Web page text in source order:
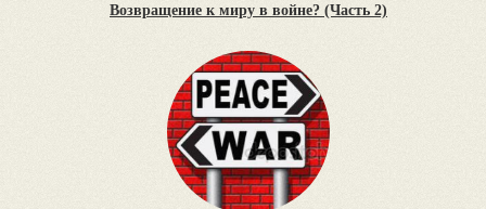
Возвращение к миру в войне? (Часть 2)